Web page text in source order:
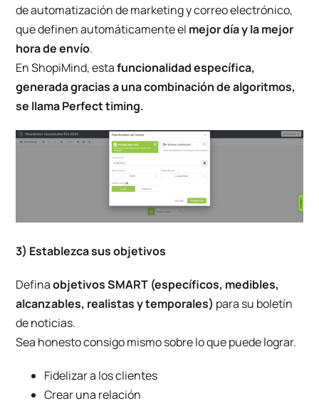
de automatización de marketing y correo electrónico,
que definen automáticamente el mejor día y la mejor
hora de envío.
En ShopiMind, estafuncionalidad específica,
generada gracias a una combinación de algoritmos,
se llama Perfect timing.
3) Establezca sus objetivos
Definaobjetivos SMART (específicos, medibles,
alcanzables, realistas y temporales) para su boletín
de noticias.
Sea honesto consigo mismo sobre lo que puede lograr.
Fidelizar a los clientes
Crear una relación